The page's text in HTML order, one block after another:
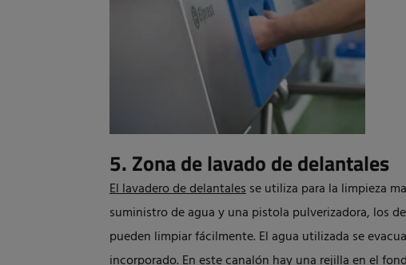
5. Zona de lavado de delantales
El lavadero de delantalesse utiliza para la limpieza
suministro de agua y una pistola pulverizadora, los
pueden limpiar fácilmente. El agua utilizada se